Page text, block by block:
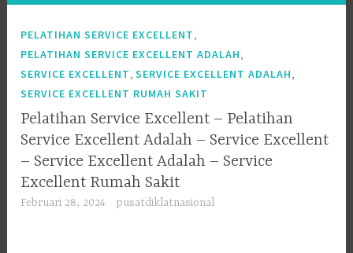
PELATIHAN SERVICE EXCELLENT,
PELATIHAN SERVICE EXCELLENT ADALAH,
SERVICE EXCELLENT,SERVICE EXCELLENT ADALAH,
SERVICE EXCELLENT RUMAH SAKIT
Pelatihan Service Excellent – Pelatihan
Service Excellent Adalah – Service Excellent
– Service Excellent Adalah – Service
Excellent Rumah Sakit
Februari 28, 2024 pusatdiklatnasional